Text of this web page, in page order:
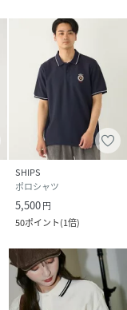
SHIPS
ポロシャツ
5,500円
50ポイント(1倍)